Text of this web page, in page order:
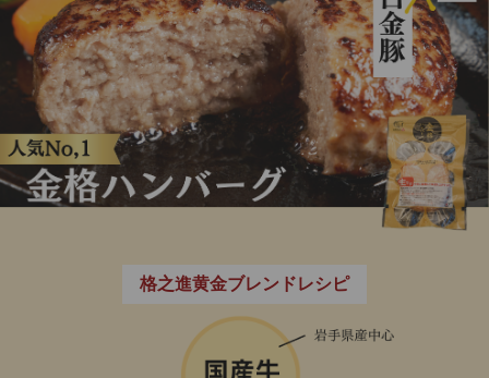
格之進黄金ブレンドレシピ